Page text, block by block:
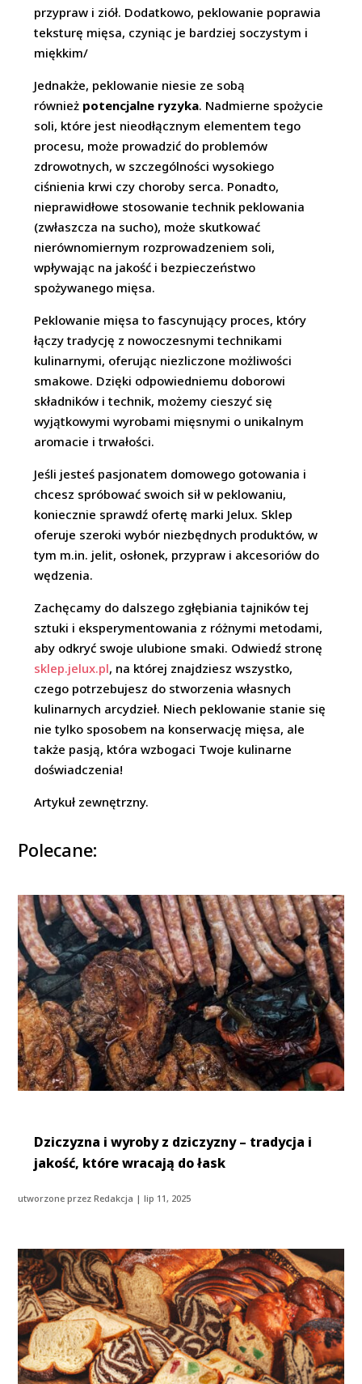
przypraw i ziół. Dodatkowo, peklowanie poprawia
teksturę mięsa, czyniąc je bardziej soczystym i
miękkim/
Jednakże, peklowanie niesie ze sobą
również potencjalne ryzyka. Nadmierne spożycie
soli, które jest nieodłącznym elementem tego
procesu, może prowadzić do problemów
zdrowotnych, w szczególności wysokiego
ciśnienia krwi czy choroby serca. Ponadto,
nieprawidłowe stosowanie technik peklowania
(zwłaszcza na sucho), może skutkować
nierównomiernym rozprowadzeniem soli,
wpływając na jakość i bezpieczeństwo
spożywanego mięsa.
Peklowanie mięsa to fascynujący proces, który
łączy tradycję z nowoczesnymi technikami
kulinarnymi, oferując niezliczone możliwości
smakowe. Dzięki odpowiedniemu doborowi
składników i technik, możemy cieszyć się
wyjątkowymi wyrobami mięsnymi o unikalnym
aromacie i trwałości.
Jeśli jesteś pasjonatem domowego gotowania i
chcesz spróbować swoich sił w peklowaniu,
koniecznie sprawdź ofertę marki Jelux. Sklep
oferuje szeroki wybór niezbędnych produktów, w
tym m.in. jelit, osłonek, przypraw i akcesoriów do
wędzenia.
Zachęcamy do dalszego zgłębiania tajników tej
sztuki i eksperymentowania z różnymi metodami,
aby odkryć swoje ulubione smaki. Odwiedź stronę
sklep.jelux.pl, na której znajdziesz wszystko,
czego potrzebujesz do stworzenia własnych
kulinarnych arcydzieł. Niech peklowanie stanie się
nie tylko sposobem na konserwację mięsa, ale
także pasją, która wzbogaci Twoje kulinarne
doświadczenia!
Artykuł zewnętrzny.
Polecane:
Dziczyzna i wyroby z dziczyzny – tradycja i
jakość, które wracają do łask
utworzone przezRedakcja |lip 11, 2025